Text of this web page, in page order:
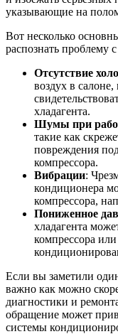
указывающие на
Вот несколько
распознать проблему
Отсутствие
воздух в
хладагента.
Шумы при
такие как
повреждения
компрессора.
Вибрации:
кондиционера
компрессора,
Пониженное
хладагента
компрессора
Если вы заметили
важно как можно
диагностики и
обращение может
системы